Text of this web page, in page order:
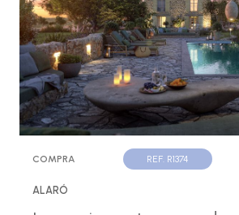
COMPRA REF. R1374
ALARÓ